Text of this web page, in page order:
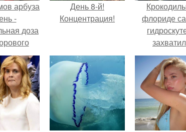
арбуза
-
доза
День 8-й!
Концентрация!
флориде